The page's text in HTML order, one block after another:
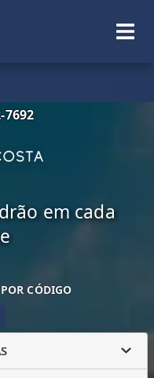
7692
em cada
POR CÓDIGO